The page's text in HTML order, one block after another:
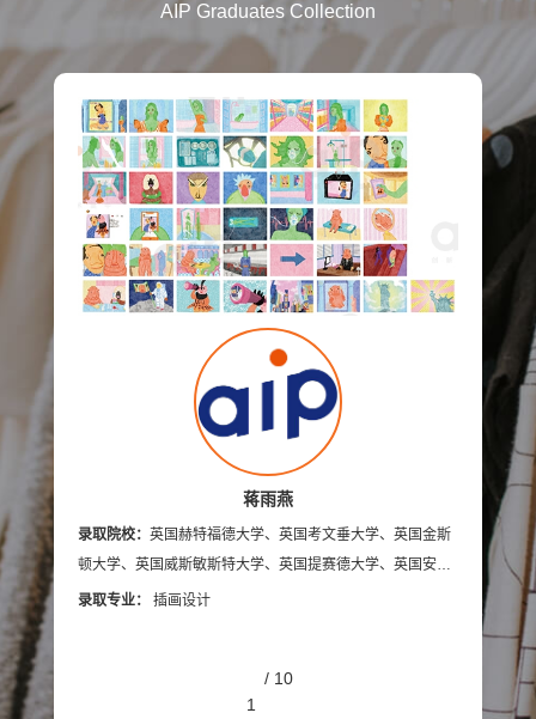
英国提赛德大学
英国考文垂大学 英国伯明翰城市大学
英国诺丁汉特伦特大学 英国谢菲尔德哈勒姆大学
美国马里兰艺术学院 美国弗吉尼亚联邦大学
美国加州艺术大学 英国伯恩茅斯艺术大学
美国奥蒂斯艺术与设计学院 英国拉夫堡大学
新加坡南洋艺术学院 英国德比大学
诺森比亚大学
英国法尔茅斯大学
伦敦布鲁内尔大学 美国林林艺术设计学院
澳门理工学院
AIP Graduates Collection
英国
大
明翰
蒋雨燕
录取院校： 英国赫特福德大学、英国考文垂大学、英国金斯
顿大学、英国威斯敏斯特大学、英国提赛德大学、英国安格
利亚鲁斯金大学
录取专业： 插画设计
1
录取院
顿大学
录取专
/ 10